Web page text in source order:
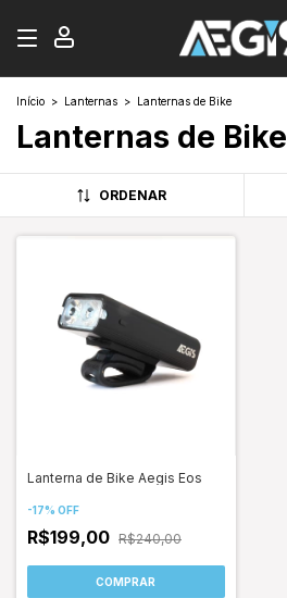
Início > Lanternas > Lanternas de Bike
Lanternas de Bike
ORDENAR
Lanterna de Bike Aegis Eos
-17% OFF
R$199,00 R$240,00
COMPRAR